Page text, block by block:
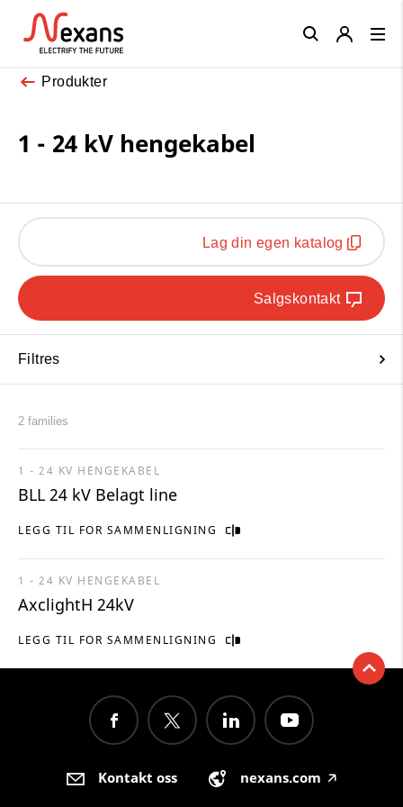
Produkter
1 - 24 kV hengekabel
Lag din egen katalog
Salgskontakt
Filtres
2 families
LEGG TIL FOR SAMMENLIGNING
1 - 24 KV HENGEKABEL
BLL 24 kV Belagt line
LEGG TIL FOR SAMMENLIGNING
1 - 24 KV HENGEKABEL
AxclightH 24kV
Close
Kontakt oss nexans.com 🡥